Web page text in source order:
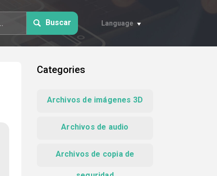
Buscar Language
Categories
Archivos de imágenes 3D
Archivos de audio
Archivos de copia de